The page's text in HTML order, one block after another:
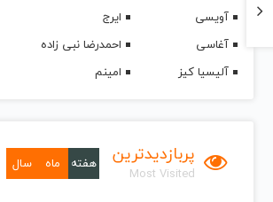
آویسی
ایرج
آغاسی
احمدرضا نبی زاده
آلیسیا کیز
امینم
پربازدیدترین
Most Visited
هفته ماه سال